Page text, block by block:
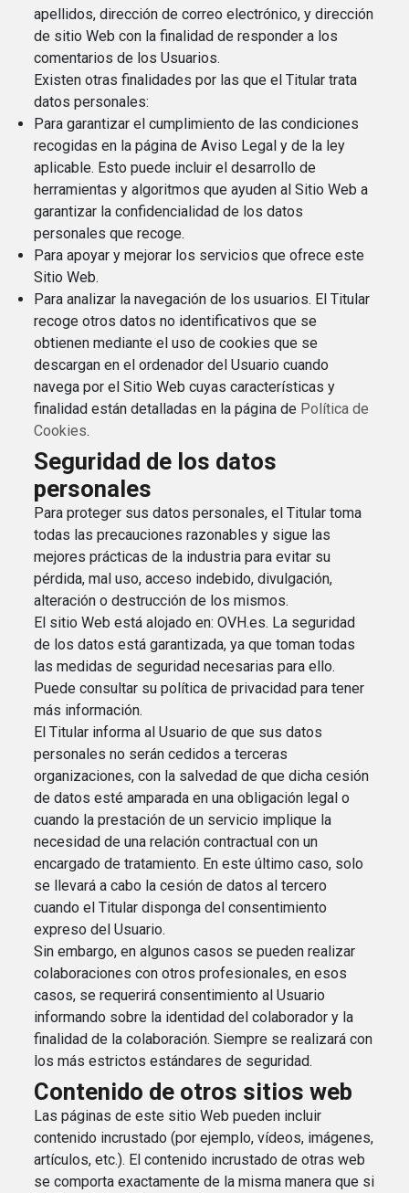
apellidos, dirección de correo electrónico, y dirección
de sitio Web con la finalidad de responder a los
comentarios de los Usuarios.
Existen otras finalidades por las que el Titular trata
datos personales:
Para garantizar el cumplimiento de las condiciones
recogidas en la página de Aviso Legal y de la ley
aplicable. Esto puede incluir el desarrollo de
herramientas y algoritmos que ayuden al Sitio Web a
garantizar la confidencialidad de los datos
personales que recoge.
Para apoyar y mejorar los servicios que ofrece este
Sitio Web.
Para analizar la navegación de los usuarios. El Titular
recoge otros datos no identificativos que se
obtienen mediante el uso de cookies que se
descargan en el ordenador del Usuario cuando
navega por el Sitio Web cuyas características y
finalidad están detalladas en la página de Política de
Cookies.
Seguridad de los datos
personales
Para proteger sus datos personales, el Titular toma
todas las precauciones razonables y sigue las
mejores prácticas de la industria para evitar su
pérdida, mal uso, acceso indebido, divulgación,
alteración o destrucción de los mismos.
El sitio Web está alojado en: OVH.es. La seguridad
de los datos está garantizada, ya que toman todas
las medidas de seguridad necesarias para ello.
Puede consultar su política de privacidad para tener
más información.
El Titular informa al Usuario de que sus datos
personales no serán cedidos a terceras
organizaciones, con la salvedad de que dicha cesión
de datos esté amparada en una obligación legal o
cuando la prestación de un servicio implique la
necesidad de una relación contractual con un
encargado de tratamiento. En este último caso, solo
se llevará a cabo la cesión de datos al tercero
cuando el Titular disponga del consentimiento
expreso del Usuario.
Sin embargo, en algunos casos se pueden realizar
colaboraciones con otros profesionales, en esos
casos, se requerirá consentimiento al Usuario
informando sobre la identidad del colaborador y la
finalidad de la colaboración. Siempre se realizará con
los más estrictos estándares de seguridad.
Contenido de otros sitios web
Las páginas de este sitio Web pueden incluir
contenido incrustado (por ejemplo, vídeos, imágenes,
artículos, etc.). El contenido incrustado de otras web
se comporta exactamente de la misma manera que si